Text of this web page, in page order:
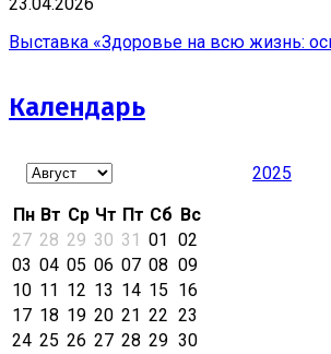
Выставка «Здоровье на всю жизнь:
Календарь
2025
Пн Вт Ср Чт Пт Сб Вс
27 28 29 30 31 01 02
03 04 05 06 07 08 09
10 11 12 13 14 15 16
17 18 19 20 21 22 23
24 25 26 27 28 29 30